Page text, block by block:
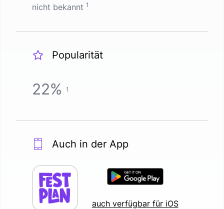
nicht bekannt 1
Popularität
22% 1
Auch in der App
auch verfügbar für iOS